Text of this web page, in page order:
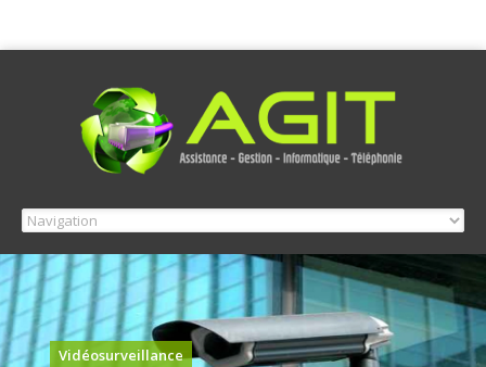
Vidéosurveillance